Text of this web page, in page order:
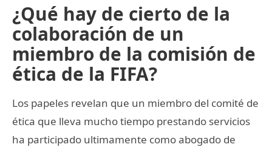
¿Qué hay de cierto de la
colaboración de un
miembro de la comisión de
ética de la FIFA?
Los papeles revelan que un miembro del comité de
ética que lleva mucho tiempo prestando servicios
ha participado ultimamente como abogado de